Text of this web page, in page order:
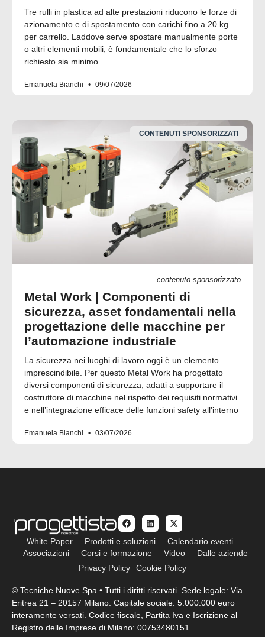
Tre rulli in plastica ad alte prestazioni riducono le forze di
azionamento e di spostamento con carichi fino a 20 kg
per carrello. Laddove serve spostare manualmente porte
o altri elementi mobili, è fondamentale che lo sforzo
richiesto sia minimo
Emanuela Bianchi 09/07/2026
CONTENUTI SPONSORIZZATI
contenuto sponsorizzato
Metal Work | Componenti di
sicurezza, asset fondamentali nella
progettazione delle macchine per
l’automazione industriale
La sicurezza nei luoghi di lavoro oggi è un elemento
imprescindibile. Per questo Metal Work ha progettato
diversi componenti di sicurezza, adatti a supportare il
costruttore di macchine nel rispetto dei requisiti normativi
e nell’integrazione efficace delle funzioni safety all’interno
Emanuela Bianchi 03/07/2026
White Paper Prodotti e soluzioni
Calendario eventi
Associazioni
Corsi e formazione Video
Dalle aziende
Privacy Policy
Cookie Policy
© Tecniche Nuove Spa • Tutti i diritti riservati. Sede legale: Via
Eritrea 21 – 20157 Milano. Capitale sociale: 5.000.000 euro
interamente versati. Codice fiscale, Partita Iva e Iscrizione al
Registro delle Imprese di Milano: 00753480151.